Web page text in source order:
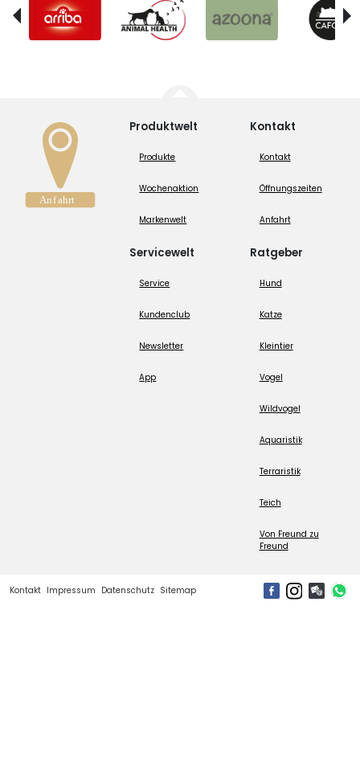
Produktwelt
Produkte
Wochenaktion
Markenwelt
Servicewelt
Service
Kundenclub
Newsletter
App
Kontakt
Kontakt
Öffnungszeiten
Anfahrt
Ratgeber
Hund
Katze
Kleintier
Vogel
Wildvogel
Aquaristik
Terraristik
Teich
Von Freund zu
Freund
Kontakt Impressum Datenschutz Sitemap